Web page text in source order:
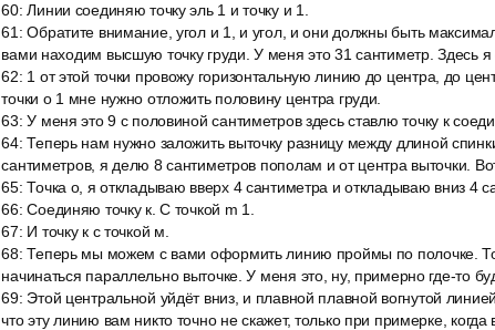
60:Линии соединяю точку эль 1 и точку и 1.
61 :Обратите внимание, угол и 1, и угол, и они должны быть
вами находим высшую точку груди. У меня это 31 сантиметр. Здесь я
62: 1 от этой точки провожу горизонтальную линию до центра, до
точки о 1 мне нужно отложить половину центра груди.
63:У меня это 9 с половиной сантиметров здесь ставлю точку к
64:Теперь нам нужно заложить выточку разницу между длиной
сантиметров, я делю 8 сантиметров пополам и от центра выточки.
65:Точка о, я откладываю вверх 4 сантиметра и откладываю вниз 4
66:Соединяю точку к. С точкой m 1.
67: И точку к с точкой м.
68:Теперь мы можем с вами оформить линию проймы по полочке.
начинаться параллельно выточке. У меня это, ну, примерно где-то
69: Этой центральной уйдёт вниз, и плавной плавной вогнутой
что эту линию вам никто точно не скажет, только при примерке,